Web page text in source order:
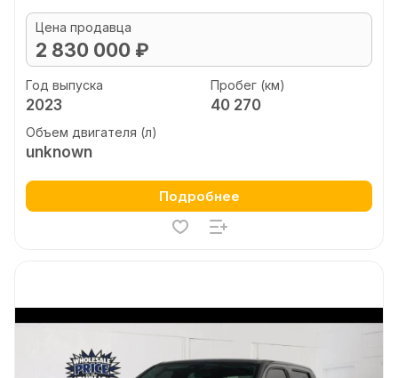
Цена продавца
2 830 000 ₽
Год выпуска
2023
Пробег (км)
40 270
Объем двигателя (л)
unknown
Подробнее